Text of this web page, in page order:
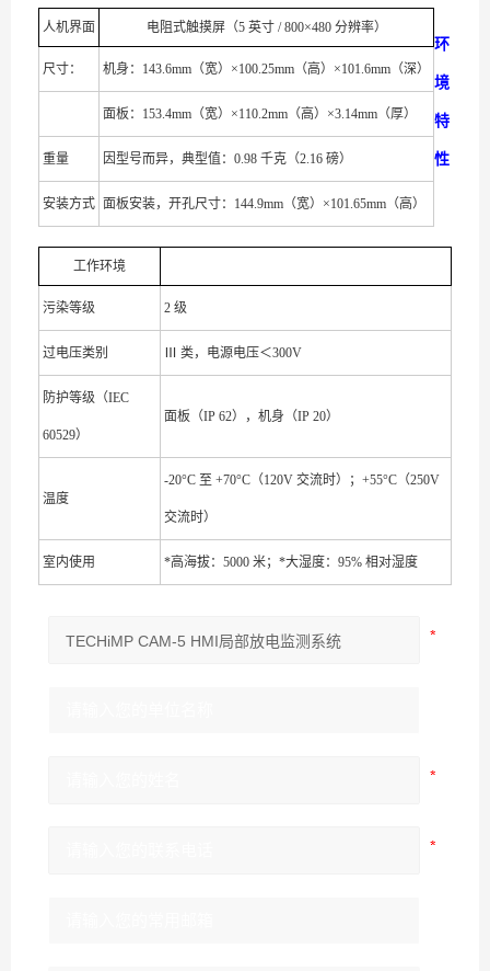
人机界面 电阻式触摸屏（5 英寸 / 800×480 分辨率）
尺寸： 机身：143.6mm（宽）×100.25mm（高）×101.6mm（深）
面板：153.4mm（宽）×110.2mm（高）×3.14mm（厚）
重量 因型号而异，典型值：0.98 千克（2.16 磅）
安装方式 面板安装，开孔尺寸：144.9mm（宽）×101.65mm（高）
环
境
特
性
工作环境
污染等级 2 级
过电压类别 Ⅲ 类，电源电压＜300V
防护等级（IEC
60529）
面板（IP 62），机身（IP 20）
温度
-20°C 至 +70°C（120V 交流时）；+55°C（250V
交流时）
室内使用 *高海拔：5000 米；*大湿度：95% 相对湿度